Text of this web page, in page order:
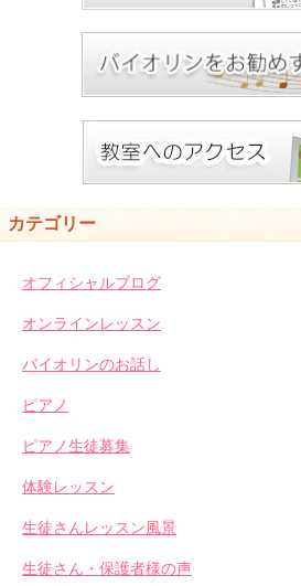
カテゴリー
オフィシャルブログ
オンラインレッスン
バイオリンのお話し
ピアノ
ピアノ生徒募集
体験レッスン
生徒さんレッスン風景
生徒さん・保護者様の声